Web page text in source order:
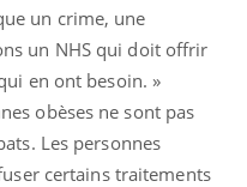
un crime, une
un NHS qui doit offrir
en ont besoin. »
obèses ne sont pas
Les personnes
certains traitements